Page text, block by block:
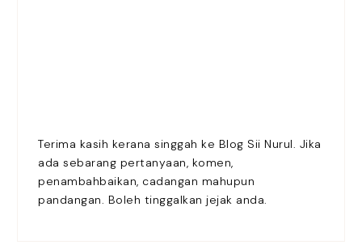
Terima kasih kerana singgah ke Blog Sii Nurul. Jika
ada sebarang pertanyaan, komen,
penambahbaikan, cadangan mahupun
pandangan. Boleh tinggalkan jejak anda.